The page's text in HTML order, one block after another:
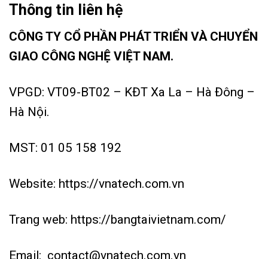
Thông tin liên hệ
CÔNG TY CỔ PHẦN PHÁT TRIỂN VÀ CHUYỂN
GIAO CÔNG NGHỆ VIỆT NAM.
VPGD: VT09-BT02 – KĐT Xa La – Hà Đông –
Hà Nội.
MST: 01 05 158 192
Website: https://vnatech.com.vn
Trang web: https://bangtaivietnam.com/
Email: contact@vnatech.com.vn